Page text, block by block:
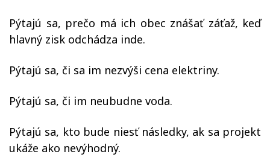
Pýtajú sa, prečo má ich obec znášať záťaž, keď
hlavný zisk odchádza inde.
Pýtajú sa, či sa im nezvýši cena elektriny.
Pýtajú sa, či im neubudne voda.
Pýtajú sa, kto bude niesť následky, ak sa projekt
ukáže ako nevýhodný.